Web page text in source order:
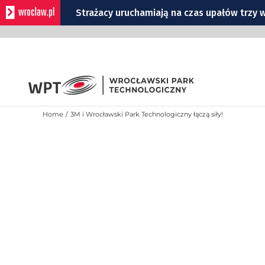
Strażacy uruchamiają na czas upałów trzy
Burza, ulewa, wiatr, grad, a do tego upał.
Wypadek na Kleczkowie: tramwaje i
Zmiany na skrzyżowaniu Gazowej,
Remont Gajowickiej. Prace od Hallera do
Home 3M i Wrocławski Park Technologiczny łączą siły!